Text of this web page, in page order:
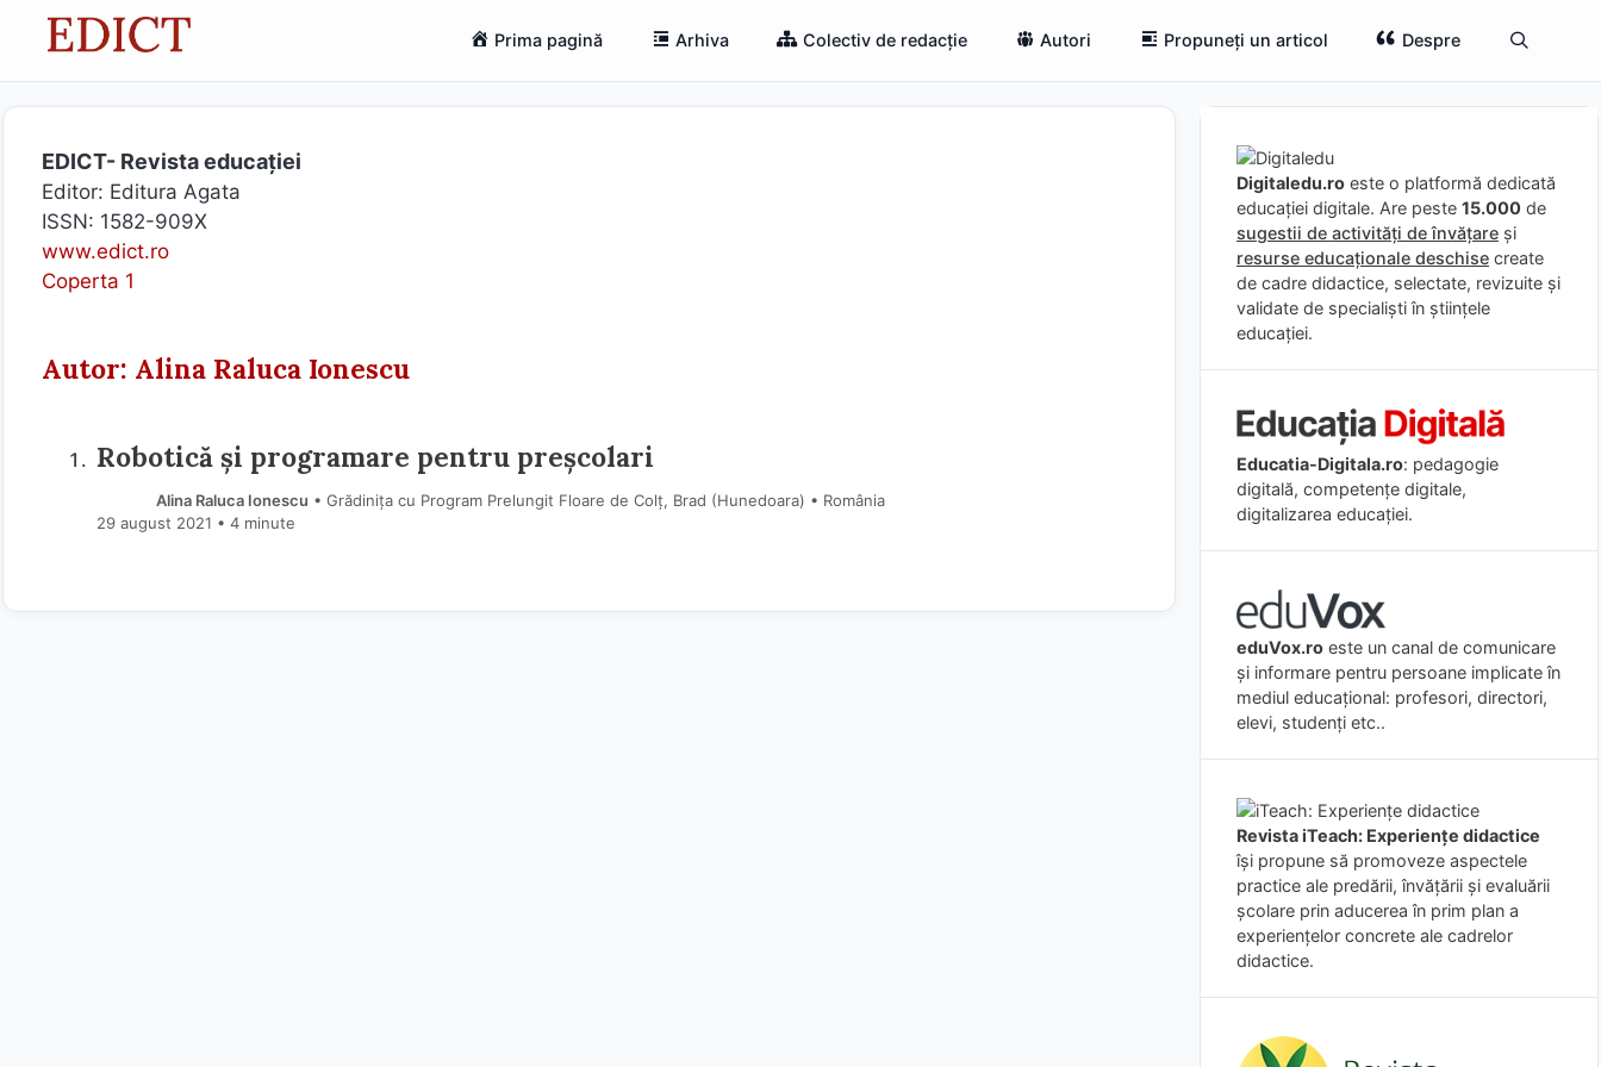
Prima pagină Arhiva Colectiv de redacție Autori Propuneți un articol Despre
EDICT- Revista educației
Editor: Editura Agata
ISSN: 1582-909X
www.edict.ro
Coperta 1
Autor: Alina Raluca Ionescu
Robotică și programare pentru preșcolari
Alina Raluca Ionescu • Grădinița cu Program Prelungit Floare de Colț, Brad (Hunedoara) • România
29 august 2021 • 4 minute
Digitaledu.ro este o platformă dedicată
educației digitale. Are peste 15.000 de
sugestii de activități de învățare și
resurse educaționale deschise create
de cadre didactice, selectate, revizuite și
validate de specialiști în științele
educației.
Educatia-Digitala.ro: pedagogie
digitală, competențe digitale,
digitalizarea educației.
eduVox.ro este un canal de comunicare
și informare pentru persoane implicate în
mediul educațional: profesori, directori,
elevi, studenți etc..
Revista iTeach: Experienţe didactice
îşi propune să promoveze aspectele
practice ale predării, învăţării şi evaluării
şcolare prin aducerea în prim plan a
experienţelor concrete ale cadrelor
didactice.